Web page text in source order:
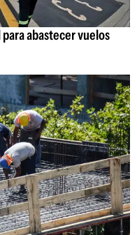
abastecer vuelos